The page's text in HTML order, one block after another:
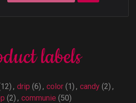
labels
, drip (6) , color (1) , candy (2) ,
(2) , communie (50)